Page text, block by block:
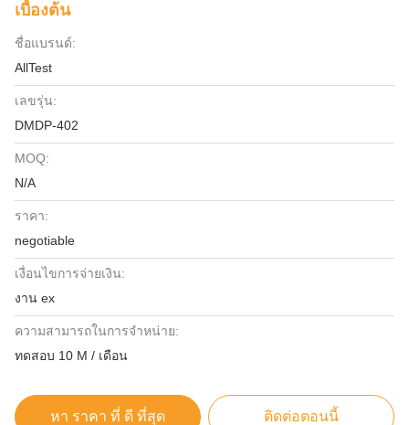
เบื้องต้น
ชื่อแบรนด์:
AllTest
เลขรุ่น:
DMDP-402
MOQ:
N/A
ราคา:
negotiable
เงื่อนไขการจ่ายเงิน:
งาน ex
ความสามารถในการจําหน่าย:
ทดสอบ 10 M / เดือน
หา ราคา ที่ ดี ที่สุด ติดต่อตอนนี้